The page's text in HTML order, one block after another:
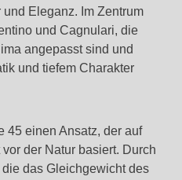
Eleganz. Im Zentrum
und Cagnulari, die
angepasst sind und
und tiefem Charakter
45 einen Ansatz, der auf
der Natur basiert. Durch
das Gleichgewicht des